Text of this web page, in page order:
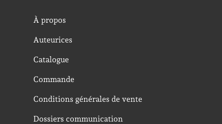
À propos
Auteurices
Catalogue
Commande
Conditions générales de vente
Dossiers communication